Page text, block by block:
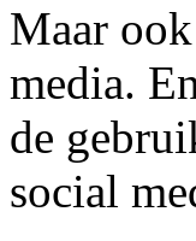
Maar
media.
de
social